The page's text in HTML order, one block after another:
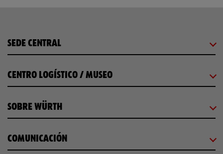
SEDE CENTRAL
CENTRO LOGÍSTICO / MUSEO
SOBRE WÜRTH
COMUNICACIÓN